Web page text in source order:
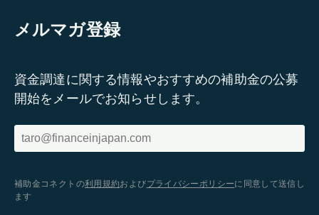
メルマガ登録
資金調達に関する情報やおすすめの補助金の公募
開始をメールでお知らせします。
補助金コネクトの利用規約およびプライバシーポリシーに同意して送信し
ます